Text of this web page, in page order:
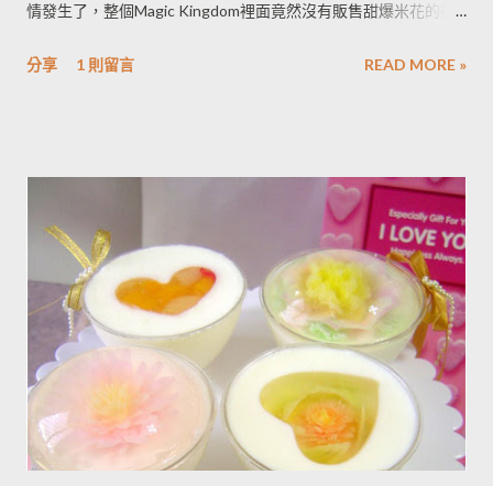
情發生了，整個Magic Kingdom裡面竟然沒有販售甜爆米花的攤
很正經的告訴我"美國人最喜歡的爆米花 還是鹹的！" 雖然心中
分享 1 則留言 READ MORE »